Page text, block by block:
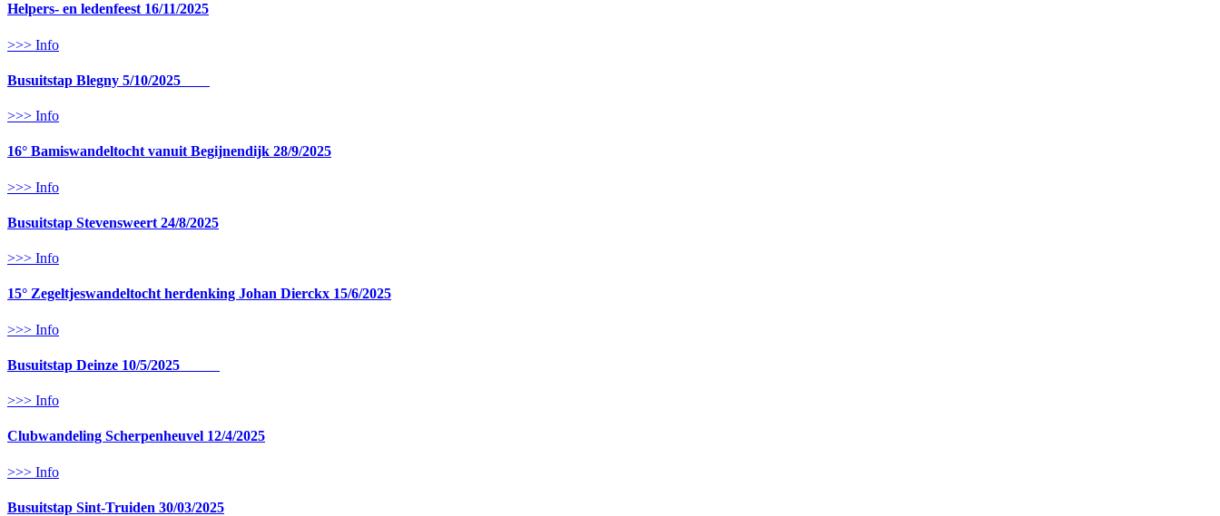
Helpers- en ledenfeest 16/11/2025
>>> Info
Busuitstap Blegny 5/10/2025
>>> Info
16° Bamiswandeltocht vanuit Begijnendijk 28/9/2025
>>> Info
Busuitstap Stevensweert 24/8/2025
>>> Info
15° Zegeltjeswandeltocht herdenking Johan Dierckx 15/6/2025
>>> Info
Busuitstap Deinze 10/5/2025
>>> Info
Clubwandeling Scherpenheuvel 12/4/2025
>>> Info
Busuitstap Sint-Truiden 30/03/2025